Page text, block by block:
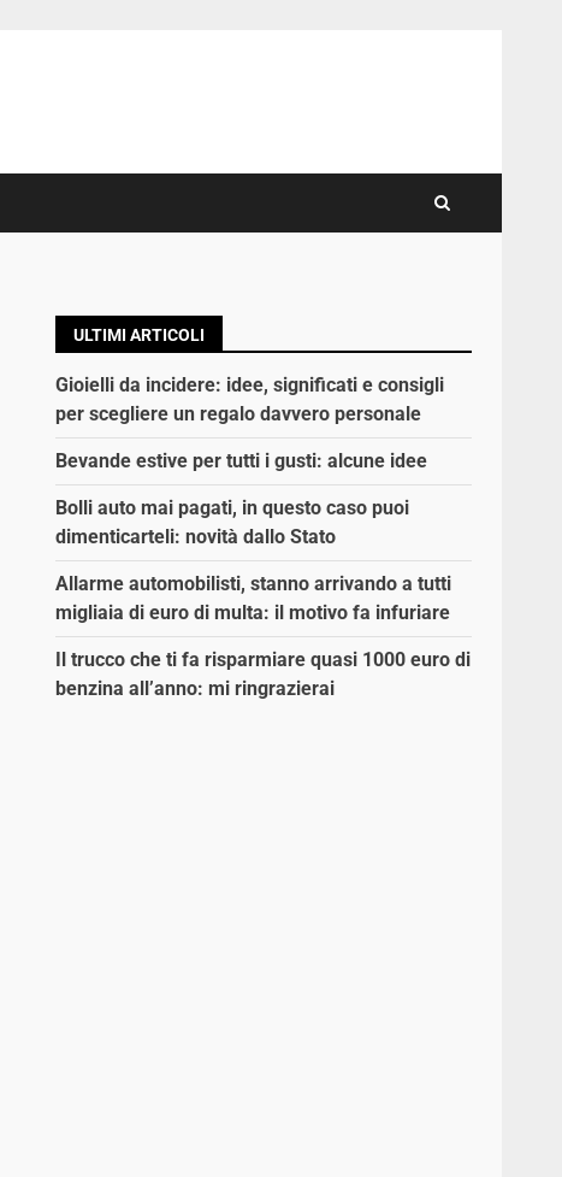
ULTIMI ARTICOLI
Gioielli da incidere: idee, significati e consigli
per scegliere un regalo davvero personale
Bevande estive per tutti i gusti: alcune idee
Bolli auto mai pagati, in questo caso puoi
dimenticarteli: novità dallo Stato
Allarme automobilisti, stanno arrivando a tutti
migliaia di euro di multa: il motivo fa infuriare
Il trucco che ti fa risparmiare quasi 1000 euro di
benzina all’anno: mi ringrazierai